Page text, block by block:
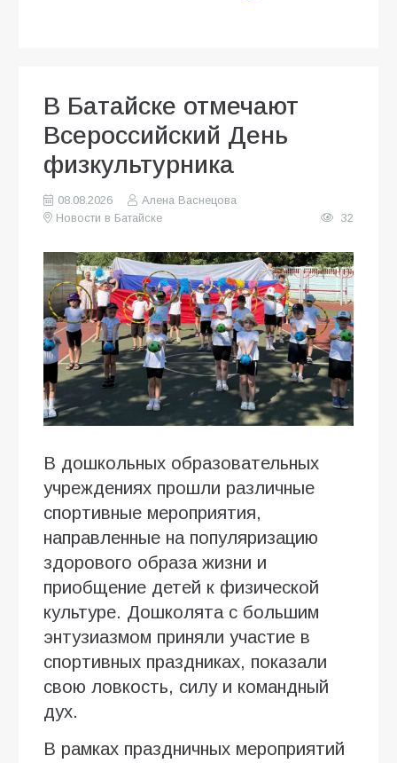
В Батайске отмечают
Всероссийский День
физкультурника
08.08.2026
Алена Васнецова
Новости в Батайске
32
В дошкольных образовательных
учреждениях прошли различные
спортивные мероприятия,
направленные на популяризацию
здорового образа жизни и
приобщение детей к физической
культуре. Дошколята с большим
энтузиазмом приняли участие в
спортивных праздниках, показали
свою ловкость, силу и командный
дух.
В рамках праздничных мероприятий